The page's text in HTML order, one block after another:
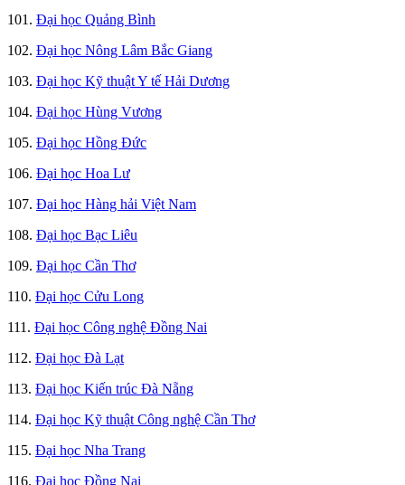
101. Đại học Quảng Bình
102. Đại học Nông Lâm Bắc Giang
103. Đại học Kỹ thuật Y tế Hải Dương
104. Đại học Hùng Vương
105. Đại học Hồng Đức
106. Đại học Hoa Lư
107. Đại học Hàng hải Việt Nam
108. Đại học Bạc Liêu
109. Đại học Cần Thơ
110. Đại học Cửu Long
111. Đại học Công nghệ Đồng Nai
112. Đại học Đà Lạt
113. Đại học Kiến trúc Đà Nẵng
114. Đại học Kỹ thuật Công nghệ Cần Thơ
115. Đại học Nha Trang
116. Đại học Đồng Nai